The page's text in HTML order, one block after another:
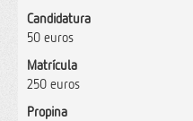
Candidatura
50 euros
Matrícula
250 euros
Propina